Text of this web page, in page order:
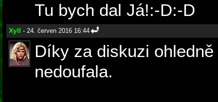
Tu bych dal Já!:-D:-D
Xyll - 24. červen 2016 16:44
Díky za diskuzi
nedoufala.